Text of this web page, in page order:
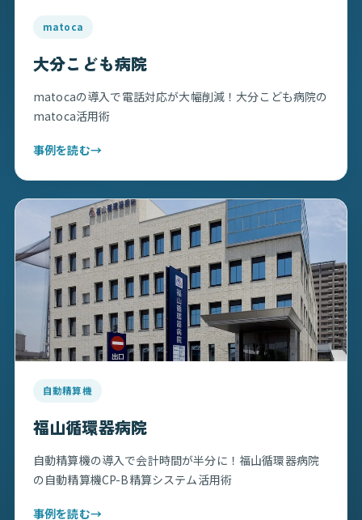
matoca
大分こども病院
matocaの導入で電話対応が大幅削減！大分こども病院の
matoca活用術
事例を読む→
自動精算機
福山循環器病院
自動精算機の導入で会計時間が半分に！福山循環器病院
の自動精算機CP-B精算システム活用術
事例を読む→